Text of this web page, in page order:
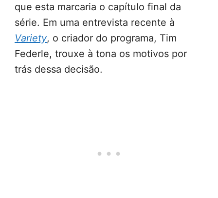
que esta marcaria o capítulo final da
série. Em uma entrevista recente à
Variety, o criador do programa, Tim
Federle, trouxe à tona os motivos por
trás dessa decisão.